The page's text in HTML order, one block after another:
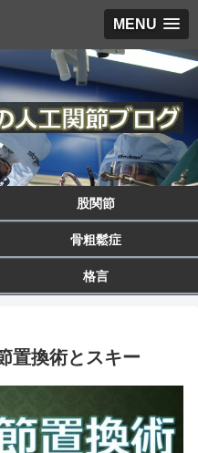
MENU
股関節
骨粗鬆症
格言
置換術とスキー